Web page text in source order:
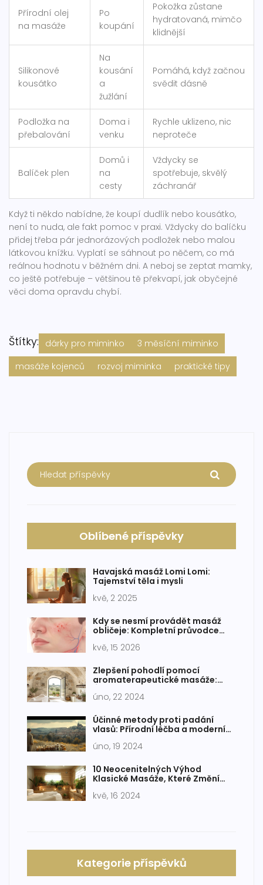
Přírodní olej
na masáže
Po
koupání
Pokožka zůstane
hydratovaná, mimčo
klidnější
Silikonové
kousátko
Na
kousání
a
žužlání
Pomáhá, když začnou
svědit dásně
Podložka na
přebalování
Doma i
venku
Rychle uklizeno, nic
neproteče
Balíček plen
Domů i
na
cesty
Vždycky se
spotřebuje, skvělý
záchranář
Když ti někdo nabídne, že koupí dudlík nebo kousátko,
není to nuda, ale fakt pomoc v praxi. Vždycky do balíčku
přidej třeba pár jednorázových podložek nebo malou
látkovou knížku. Vyplatí se sáhnout po něčem, co má
reálnou hodnotu v běžném dni. A neboj se zeptat mamky,
co ještě potřebuje – většinou tě překvapí, jak obyčejné
věci doma opravdu chybí.
Štítky: dárky pro miminko
3 měsíční miminko
masáže kojenců
rozvoj miminka praktické tipy
Oblíbené příspěvky
Havajská masáž Lomi Lomi:
Tajemství těla i mysli
kvě, 2 2025
Kdy se nesmí provádět masáž
obličeje: Kompletní průvodce
kvě, 15 2026
Zlepšení pohodlí pomocí
aromaterapeutické masáže:
úno, 22 2024
Účinné metody proti padání
vlasů: Přírodní léčba a moderní
úno, 19 2024
10 Neocenitelných Výhod
Klasické Masáže, Které Změní
kvě, 16 2024
Kategorie příspěvků